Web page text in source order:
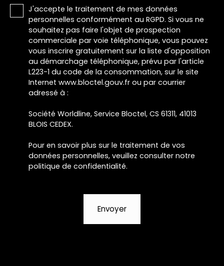
J'accepte le traitement de mes données
personnelles conformément au RGPD. Si vous ne
souhaitez pas faire l'objet de prospection
commerciale par voie téléphonique, vous pouvez
vous inscrire gratuitement sur la liste d'opposition
au démarchage téléphonique, prévu par l'article
L223-1 du code de la consommation, sur le site
Internet www.bloctel.gouv.fr ou par courrier
adressé à :
Société Worldline, Service Bloctel, CS 61311, 41013
BLOIS CEDEX.
Pour en savoir plus sur le traitement de vos
données personnelles, veuillez consulter notre
politique de confidentialité.
Envoyer